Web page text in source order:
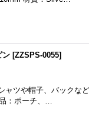
ン [ZZSPS-0055]
ャツや帽子、バックなど
：ポーチ、…